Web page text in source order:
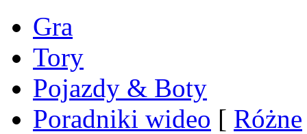
Gra
Tory
Pojazdy & Boty
Poradniki wideo [ Różne